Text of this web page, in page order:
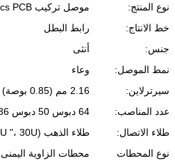
نوع المنتج:
موصل تركيب Centronics PCB
خط الانتاج:
رابط البطل
جنس:
أنثى
نمط الموصل:
وعاء
سيرترلاين:
2.16 مم (0.85 بوصة)
عدد المناصب:
64 دبوس 50 دبوس 36 دبوس 24 دبوس 14 دبوس
طلاء الاتصال:
طلاء الذهب (1U "، 3U" ، 5U "، 10U" ، 15U "، 30U")
نوع المحطات
محطات الزاوية اليمنى